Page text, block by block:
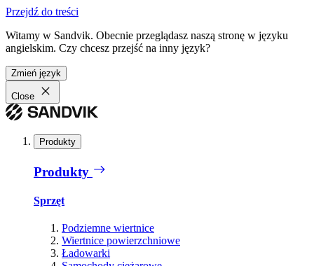
Przejdź do treści
Witamy w Sandvik. Obecnie przeglądasz naszą stronę w języku
angielskim. Czy chcesz przejść na inny język?
Zmień język
Close
Produkty
Produkty
Sprzęt
Podziemne wiertnice
Wiertnice powierzchniowe
Ładowarki